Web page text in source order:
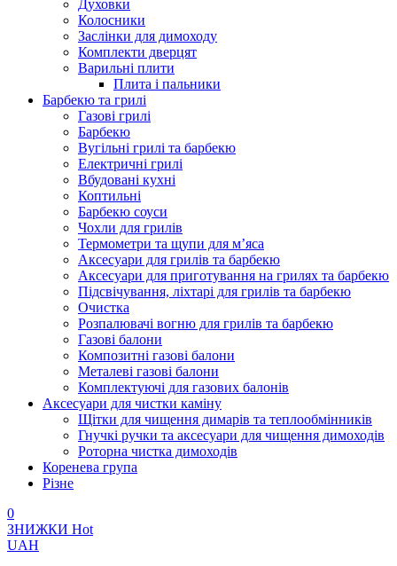
Духовки
Колосники
Заслінки для димоходу
Комплекти дверцят
Варильні плити
Плита і пальники
Барбекю та грилі
Газові грилі
Барбекю
Вугільні грилі та барбекю
Електричні грилі
Вбудовані кухні
Коптильні
Барбекю соуси
Чохли для грилів
Термометри та щупи для м’яса
Аксесуари для грилів та барбекю
Аксесуари для приготування на грилях та барбекю
Підсвічування, ліхтарі для грилів та барбекю
Очистка
Розпалювачі вогню для грилів та барбекю
Газові балони
Композитні газові балони
Металеві газові балони
Комплектуючі для газових балонів
Аксесуари для чистки каміну
Щітки для чищення димарів та теплообмінників
Гнучкі ручки та аксесуари для чищення димоходів
Роторна чистка димоходів
Коренева група
Різне
0
ЗНИЖКИ Hot
UAH